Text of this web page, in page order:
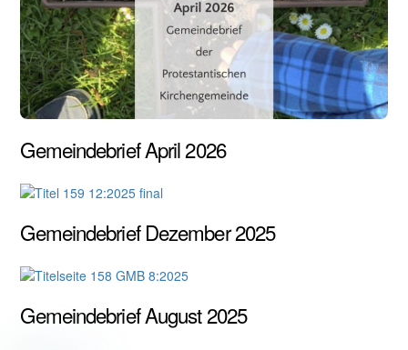
Gemeindebrief April 2026
Gemeindebrief Dezember 2025
Gemeindebrief August 2025